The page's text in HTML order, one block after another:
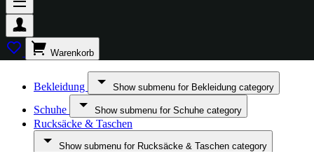
Warenkorb
Bekleidung Show submenu for Bekleidung category
Schuhe Show submenu for Schuhe category
Rucksäcke & Taschen
Show submenu for Rucksäcke & Taschen category